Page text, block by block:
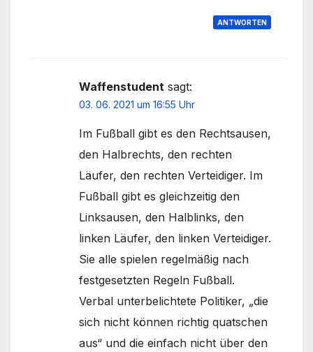
ANTWORTEN
Waffenstudent sagt:
03. 06. 2021 um 16:55 Uhr
Im Fußball gibt es den Rechtsausen,
den Halbrechts, den rechten
Läufer, den rechten Verteidiger. Im
Fußball gibt es gleichzeitig den
Linksausen, den Halblinks, den
linken Läufer, den linken Verteidiger.
Sie alle spielen regelmäßig nach
festgesetzten Regeln Fußball.
Verbal unterbelichtete Politiker, „die
sich nicht können richtig quatschen
aus“ und die einfach nicht über den